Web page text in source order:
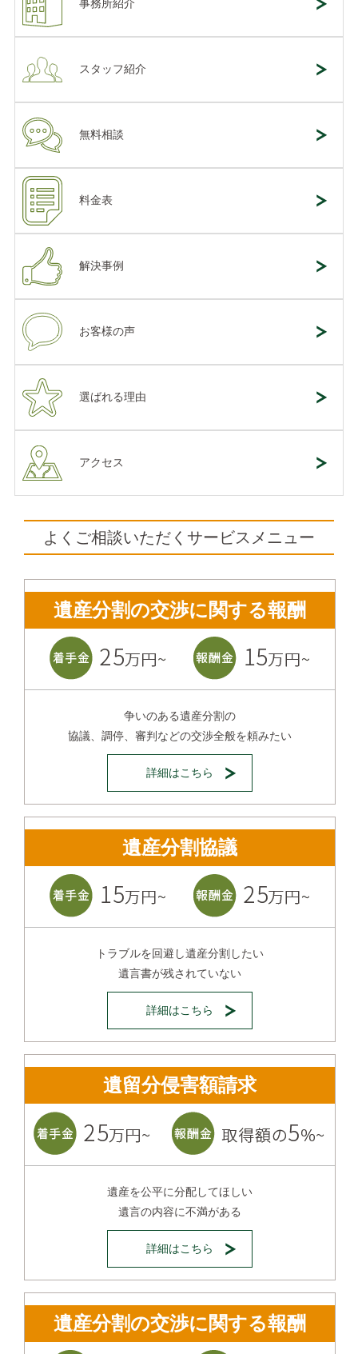
事務所紹介
スタッフ紹介
無料相談
料金表
解決事例
お客様の声
選ばれる理由
アクセス
よくご相談いただくサービスメニュー
遺産分割の交渉に関する報酬
争いのある遺産分割の
協議、調停、審判などの交渉全般を頼みたい
詳細はこちら
遺産分割協議
トラブルを回避し遺産分割したい
遺言書が残されていない
詳細はこちら
遺留分侵害額請求
遺産を公平に分配してほしい
遺言の内容に不満がある
詳細はこちら
遺産分割の交渉に関する報酬